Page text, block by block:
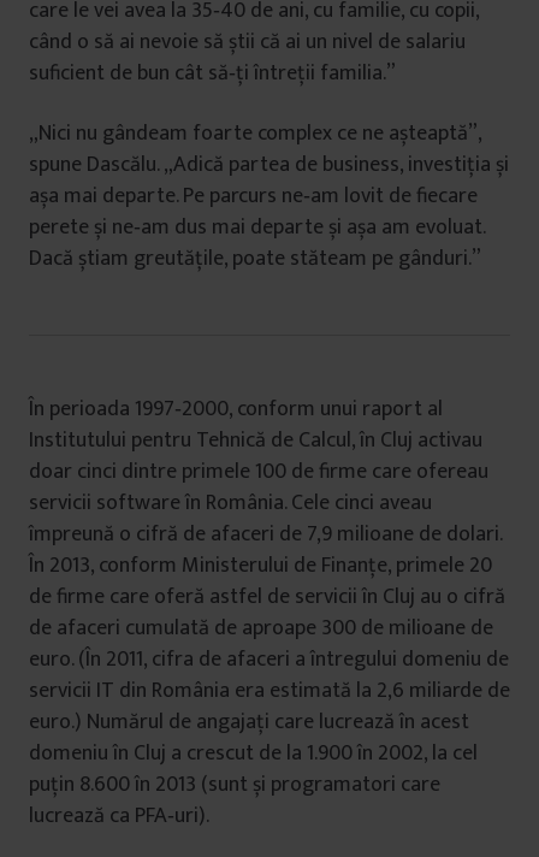
care le vei avea la 35‑40 de ani, cu familie, cu copii,
când o să ai nevoie să știi că ai un nivel de salariu
suficient de bun cât să‑ți întreții familia.”
„Nici nu gândeam foarte complex ce ne așteaptă”,
spune Dascălu. „Adică partea de business, investiția și
așa mai departe. Pe parcurs ne‑am lovit de fiecare
perete și ne‑am dus mai departe și așa am evoluat.
Dacă știam greutățile, poate stăteam pe gânduri.”
În perioada 1997‑2000, conform unui raport al
Institutului pentru Tehnică de Calcul, în Cluj activau
doar cinci dintre primele 100 de firme care ofereau
servicii software în România. Cele cinci aveau
împreună o cifră de afaceri de 7,9 milioane de dolari.
În 2013, conform Ministerului de Finanțe, primele 20
de firme care oferă astfel de servicii în Cluj au o cifră
de afaceri cumulată de aproape 300 de milioane de
euro. (În 2011, cifra de afaceri a întregului domeniu de
servicii IT din România era estimată la 2,6 miliarde de
euro.) Numărul de angajați care lucrează în acest
domeniu în Cluj a crescut de la 1.900 în 2002, la cel
puțin 8.600 în 2013 (sunt și programatori care
lucrează ca PFA‑uri).